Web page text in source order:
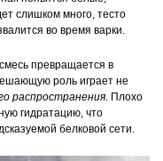
слишком много, тесто
во время варки.
превращается в
роль играет не
распространения. Плохо
гидратацию, что
белковой сети.